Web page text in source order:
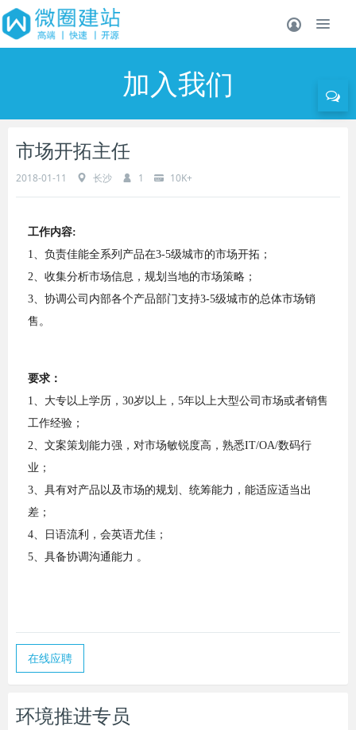
加入我们
市场开拓主任
2018-01-11 长沙 1 10K+
工作内容:
1、负责佳能全系列产品在3-5级城市的市场开拓；
2、收集分析市场信息，规划当地的市场策略；
3、协调公司内部各个产品部门支持3-5级城市的总体市场销
售。
要求：
1、大专以上学历，30岁以上，5年以上大型公司市场或者销售
工作经验；
2、文案策划能力强，对市场敏锐度高，熟悉IT/OA/数码行
业；
3、具有对产品以及市场的规划、统筹能力，能适应适当出
差；
4、日语流利，会英语尤佳；
5、具备协调沟通能力 。
在线应聘
环境推进专员